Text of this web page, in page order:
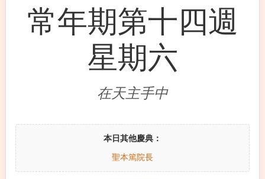
常年期第十四週
星期六
在天主手中
本日其他慶典：
聖本篤院長